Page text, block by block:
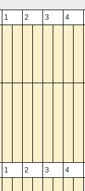
1 2 3 4
1 2 3 4